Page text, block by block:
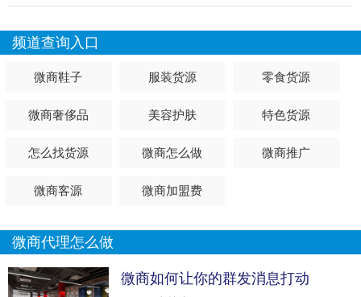
频道查询入口
微商鞋子 服装货源 零食货源
微商奢侈品 美容护肤 特色货源
怎么找货源 微商怎么做 微商推广
微商客源 微商加盟费
微商代理怎么做
微商如何让你的群发消息打动